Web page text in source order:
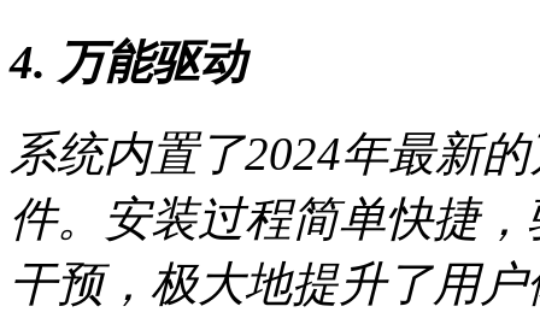
4. 万能驱动
系统内置了2024年最新
件。安装过程简单快捷
干预，极大地提升了用